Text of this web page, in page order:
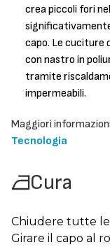
crea piccoli fori
capo. Le cuciture
con nastro in
tramite
impermeabili.
Maggiori
Tecnologia
Cura
Chiudere tutte le
Girare il capo al